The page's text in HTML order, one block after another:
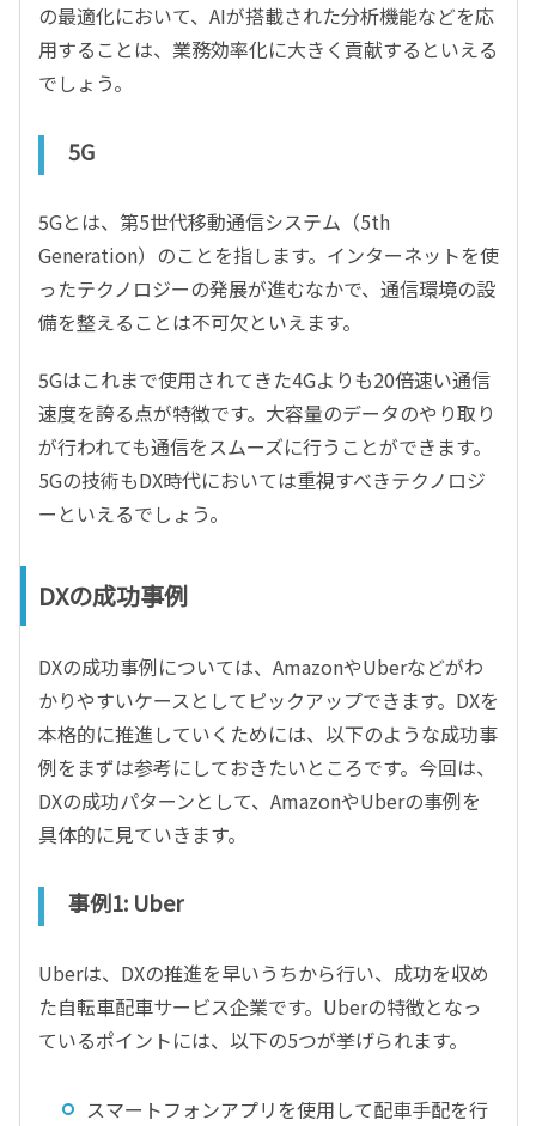
の最適化において、AIが搭載された分析機能などを応
用することは、業務効率化に大きく貢献するといえる
でしょう。
5G
5Gとは、第5世代移動通信システム（5th
Generation）のことを指します。インターネットを使
ったテクノロジーの発展が進むなかで、通信環境の設
備を整えることは不可欠といえます。
5Gはこれまで使用されてきた4Gよりも20倍速い通信
速度を誇る点が特徴です。大容量のデータのやり取り
が行われても通信をスムーズに行うことができます。
5Gの技術もDX時代においては重視すべきテクノロジ
ーといえるでしょう。
DXの成功事例
DXの成功事例については、AmazonやUberなどがわ
かりやすいケースとしてピックアップできます。DXを
本格的に推進していくためには、以下のような成功事
例をまずは参考にしておきたいところです。今回は、
DXの成功パターンとして、AmazonやUberの事例を
具体的に見ていきます。
事例1: Uber
Uberは、DXの推進を早いうちから行い、成功を収め
た自転車配車サービス企業です。Uberの特徴となっ
ているポイントには、以下の5つが挙げられます。
スマートフォンアプリを使用して配車手配を行